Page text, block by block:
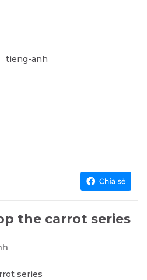
tieng-anh
the carrot series
series